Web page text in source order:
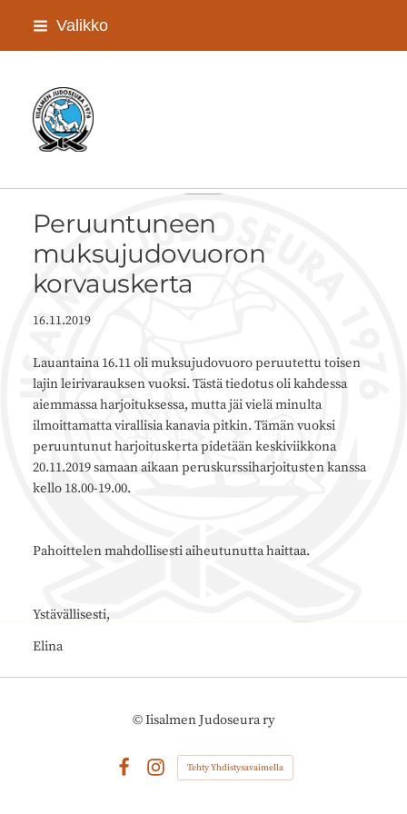
Siirry
Valikko
Iisalmen Judoseura ry
Peruuntuneen
muksujudovuoron
korvauskerta
16.11.2019
Lauantaina 16.11 oli muksujudovuoro peruutettu toisen
lajin leirivarauksen vuoksi. Tästä tiedotus oli kahdessa
aiemmassa harjoituksessa, mutta jäi vielä minulta
ilmoittamatta virallisia kanavia pitkin. Tämän vuoksi
peruuntunut harjoituskerta pidetään keskiviikkona
20.11.2019 samaan aikaan peruskurssiharjoitusten kanssa
kello 18.00-19.00.
Pahoittelen mahdollisesti aiheutunutta haittaa.
Ystävällisesti,
Elina
©Iisalmen Judoseura ry
FacebookInstagram
Tehty Yhdistysavaimella